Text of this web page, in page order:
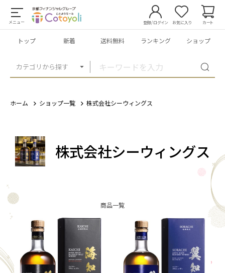
メニュー
カテゴリから探す
登録/ログイン お気に入り カート
トップ 新着 送料無料 ランキング ショップ
ホーム ショップ一覧 株式会社シーウィングス
株式会社シーウィングス
商品一覧